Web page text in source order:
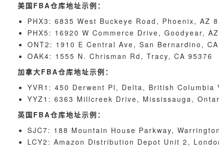
美国FBA仓库地址示例：
PHX3: 6835 West Buckeye Road, Phoenix, AZ
PHX5: 16920 W Commerce Drive, Goodyear,
ONT2: 1910 E Central Ave, San Bernardino,
OAK4: 1555 N. Chrisman Rd, Tracy, CA 95376
加拿大FBA仓库地址示例：
YVR1: 450 Derwent Pl, Delta, British Columbia
YYZ1: 6363 Millcreek Drive, Mississauga,
英国FBA仓库地址示例：
SJC7: 188 Mountain House Parkway,
LCY2: Amazon Distribution Depot Unit 2,